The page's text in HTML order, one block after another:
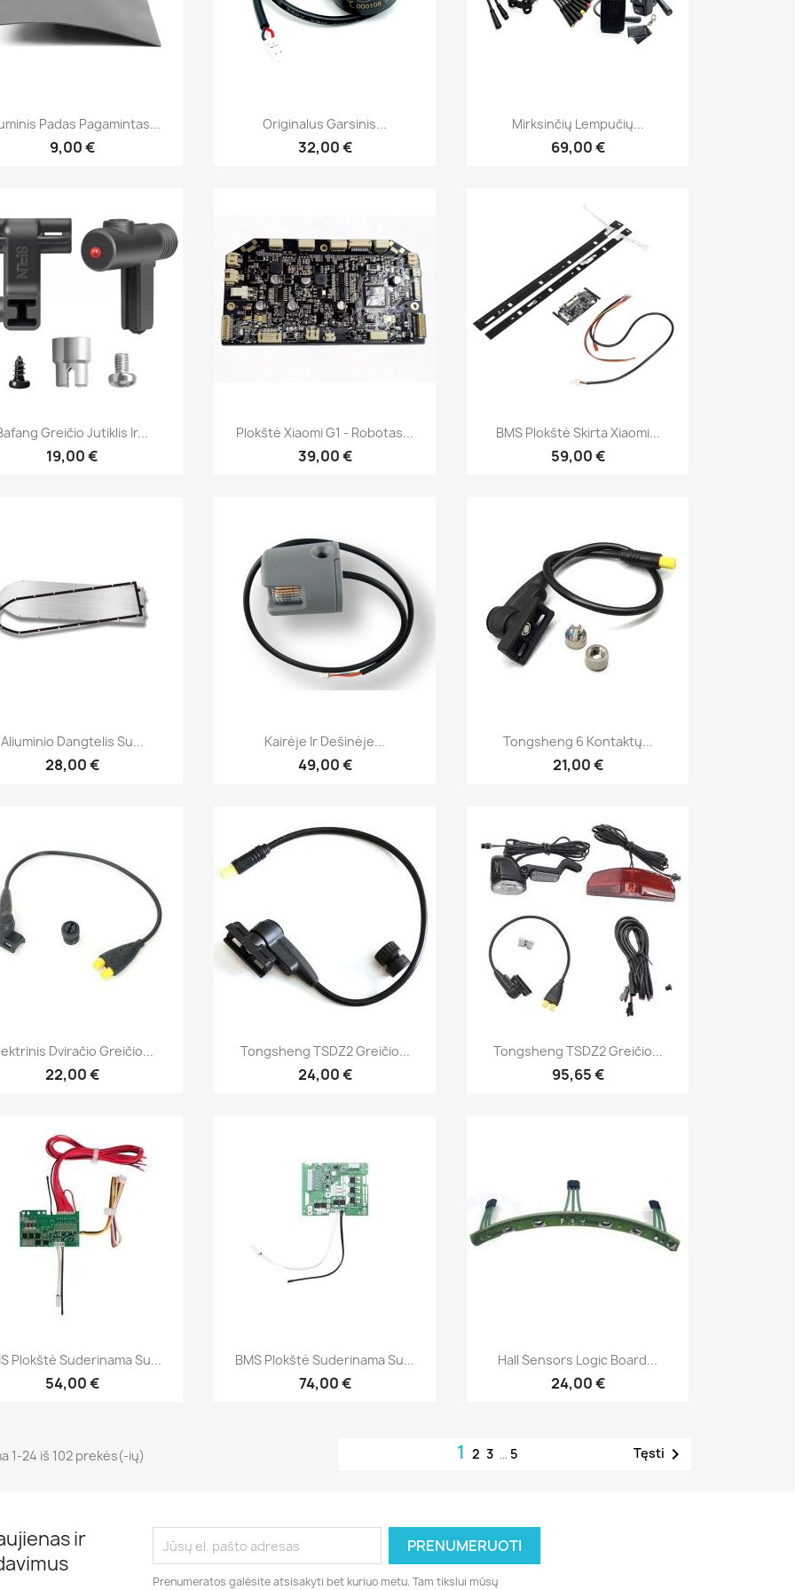
Greita peržiūra
Padas Pagamintas...
9,00 €
Greita peržiūra
Originalus Garsinis...
32,00 €
Greita peržiūra
Mirksinčių Lempučių...
69,00 €
Greita peržiūra
Greičio Jutiklis Ir...
19,00 €
Greita peržiūra
Plokštė Xiaomi G1 - Robotas...
39,00 €
Greita peržiūra
BMS Plokštė Skirta Xiaomi...
59,00 €
Greita peržiūra
Aliuminio Dangtelis Su...
28,00 €
Greita peržiūra
Kairėje Ir Dešinėje...
49,00 €
Greita peržiūra
Tongsheng 6 Kontaktų...
21,00 €
Greita peržiūra
Dviračio Greičio...
22,00 €
Greita peržiūra
Tongsheng TSDZ2 Greičio...
24,00 €
Greita peržiūra
Tongsheng TSDZ2 Greičio...
95,65 €
Greita peržiūra
Plokštė Suderinama Su...
54,00 €
Greita peržiūra
BMS Plokštė Suderinama Su...
74,00 €
Greita peržiūra
Hall Sensors Logic Board...
24,00 €
1-24 iš 102 prekės(-ių) 123 … 5 Tęsti 
ir
Prenumeratos galėsite atsisakyti bet kuriuo metu. Tam tikslui mūsų